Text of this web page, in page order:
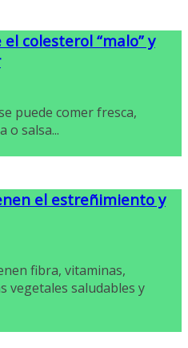
colesterol “malo” y
puede comer fresca,
o salsa...
el estreñimiento y
fibra, vitaminas,
vegetales saludables y